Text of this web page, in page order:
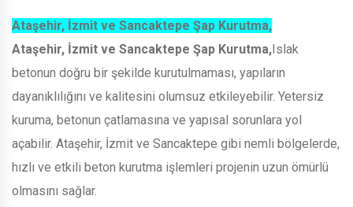
Ataşehir, İzmit ve Sancaktepe Şap Kurutma,
Ataşehir, İzmit ve Sancaktepe Şap Kurutma,Islak
betonun doğru bir şekilde kurutulmaması, yapıların
dayanıklılığını ve kalitesini olumsuz etkileyebilir. Yetersiz
kuruma, betonun çatlamasına ve yapısal sorunlara yol
açabilir. Ataşehir, İzmit ve Sancaktepe gibi nemli bölgelerde,
hızlı ve etkili beton kurutma işlemleri projenin uzun ömürlü
olmasını sağlar.